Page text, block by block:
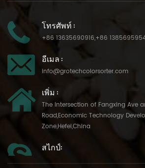
โทรศัพท์ :
+86 13635690916,+86
อีเมล :
info@grotechcolorsorter.com
เพิ่ม :
The Intersection of Fangxing Ave
Road,Economic Technology
Zone,Hefei,China
สไกป์: